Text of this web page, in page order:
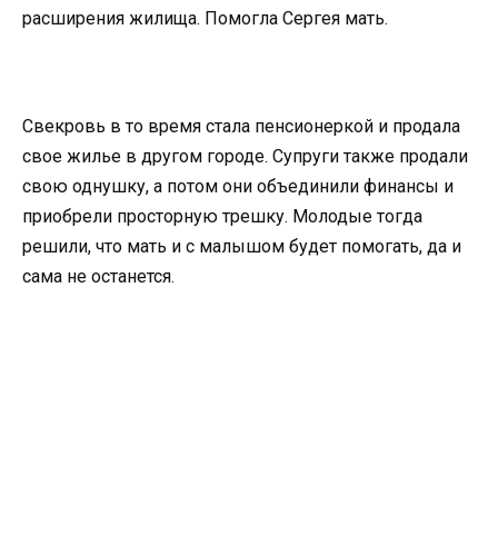
расширения жилища. Помогла Сергея мать.
Свекровь в то время стала пенсионеркой и продала
свое жилье в другом городе. Супруги также продали
свою однушку, а потом они объединили финансы и
приобрели просторную трешку. Молодые тогда
решили, что мать и с малышом будет помогать, да и
сама не останется.